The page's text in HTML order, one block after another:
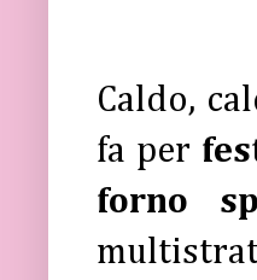
Caldo,
fa per
forno